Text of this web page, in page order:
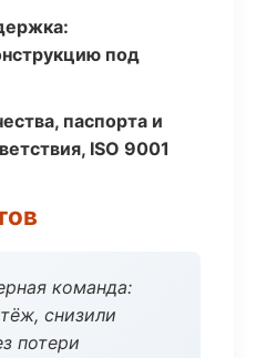
под
паспорта и
ISO 9001
команда:
снизили
потери